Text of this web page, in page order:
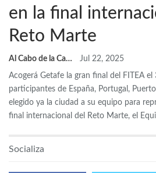
en la final
Reto Marte
Al Cabo de la Calle Jul 22, 2025
Acogerá Getafe la gran final del FITEA
participantes de España, Portugal,
elegido ya la ciudad a su equipo para
final internacional del Reto Marte, el
Socializa